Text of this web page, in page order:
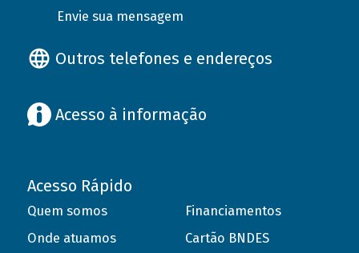
Envie sua mensagem
Outros telefones e endereços
Acesso à informação
Acesso Rápido
Quem somos
Onde atuamos
Financiamentos
Cartão BNDES